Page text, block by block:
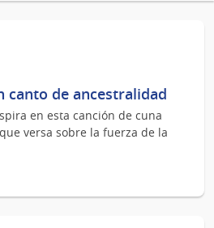
canto de ancestralidad
en esta canción de cuna
versa sobre la fuerza de la